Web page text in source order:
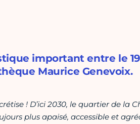
important entre le
Maurice Genevoix.
! D’ici 2030, le quartier de la
plus apaisé, accessible et